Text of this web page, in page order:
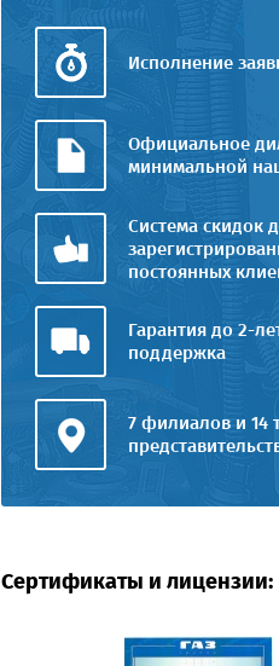
Исполнение
Официальное
минимальной
Система скидок
постоянных
Гарантия до 2-
поддержка
7 филиалов и 14
Сертификаты и лицензии: